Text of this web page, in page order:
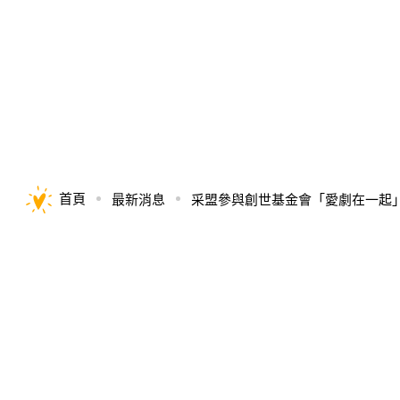
首頁 最新消息 采盟參與創世基金會「愛劇在一起